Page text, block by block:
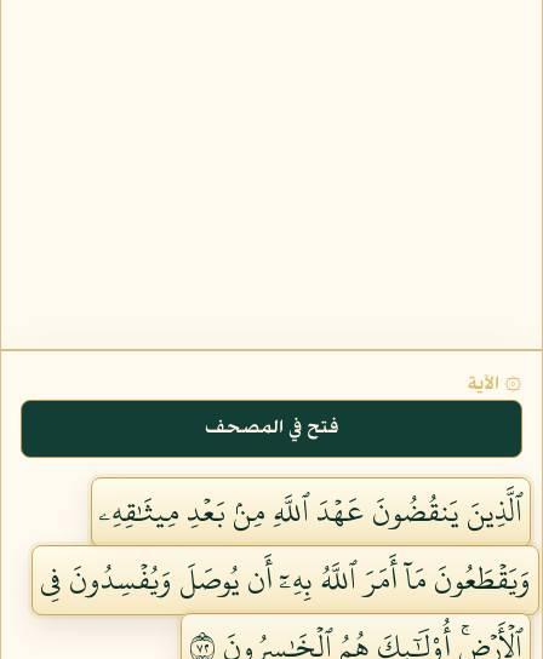
۞ الآية
فتح في المصحف
ٱلَّذِينَ يَنقُضُونَ عَهۡدَ ٱللَّهِ مِنۢ بَعۡدِ مِيثَٰقِهِۦ
وَيَقۡطَعُونَ مَآ أَمَرَ ٱللَّهُ بِهِۦٓ أَن يُوصَلَ وَيُفۡسِدُونَ فِي
ٱلۡأَرۡضِۚ أُوْلَٰٓئِكَ هُمُ ٱلۡخَٰسِرُونَ ٢٧